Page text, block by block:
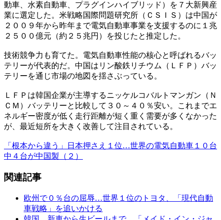
動車、水素自動車、プラグインハイブリッド）を７大新興産
業に選定した。米戦略国際問題研究所（ＣＳＩＳ）は中国が
２００９年から昨年まで電気自動車事業を支援するのに１兆
２５００億元（約２５兆円）を投じたと推定した。
技術競争力も育てた。電気自動車性能の核心と呼ばれるバッ
テリーが代表的だ。中国はリン酸鉄リチウム（ＬＦＰ）バッ
テリーを通じ市場の地図を揺さぶっている。
ＬＦＰは韓国企業が主導するニッケルコバルトマンガン（Ｎ
ＣＭ）バッテリーと比較して３０～４０％安い。これまでエ
ネルギー密度が低く走行距離が短く重く需要が多くなかった
が、最近短所を大きく改善して注目されている。
「根本から違う」日本押さえ１位…世界の電気自動車１０台
中４台が中国製（２）
関連記事
欧州で０％台の屈辱…世界１位のトヨタ、「現代自動
車戦略」を追いかける